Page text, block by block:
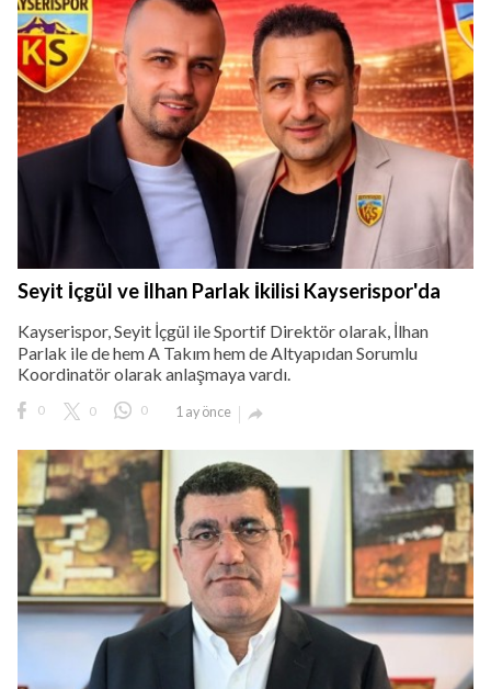
Seyit İçgül ve İlhan Parlak İkilisi Kayserispor'da
Kayserispor, Seyit İçgül ile Sportif Direktör olarak, İlhan
Parlak ile de hem A Takım hem de Altyapıdan Sorumlu
Koordinatör olarak anlaşmaya vardı.
0 0 0 1 ay önce 